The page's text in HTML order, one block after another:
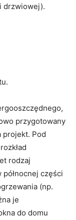
drzwiowej).
przygotowany
projekt. Pod
rodzaj
części
(np.
je
do domu